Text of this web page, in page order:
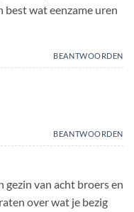
best wat eenzame uren
BEANTWOORDEN
BEANTWOORDEN
gezin van acht broers en
over wat je bezig